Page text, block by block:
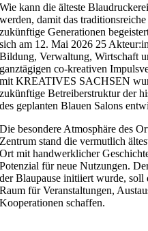
Wie kann die älteste
werden, damit das
zukünftige Generationen
sich am 12. Mai 2026 25
Bildung, Verwaltung, Wirtschaft
ganztägigen co-kreativen
mit KREATIVES SACHSEN
zukünftige Betreiberstruktur der
des geplanten Blauen Salons
Die besondere Atmosphäre des
Zentrum stand die vermutlich
Ort mit handwerklicher
Potenzial für neue Nutzungen.
der Blaupause initiiert wurde, soll
Raum für Veranstaltungen,
Kooperationen schaffen.